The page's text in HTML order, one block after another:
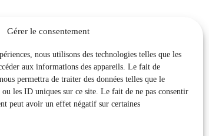
Gérer le consentement
nous utilisons des technologies telles que les
aux informations des appareils. Le fait de
permettra de traiter des données telles que le
les ID uniques sur ce site. Le fait de ne pas consentir
peut avoir un effet négatif sur certaines